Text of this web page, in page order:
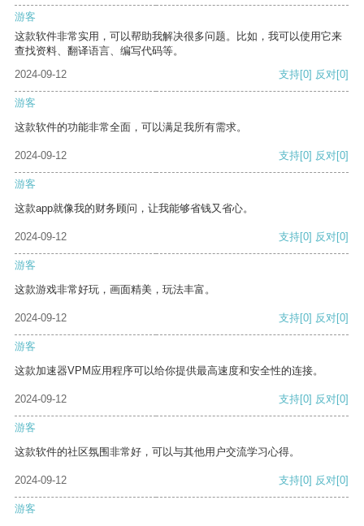
游客
这款软件非常实用，可以帮助我解决很多问题。比如，我可以使用它来
查找资料、翻译语言、编写代码等。
2024-09-12
支持[0] 反对[0]
游客
这款软件的功能非常全面，可以满足我所有需求。
2024-09-12 支持[0] 反对[0]
游客
这款app就像我的财务顾问，让我能够省钱又省心。
2024-09-12 支持[0] 反对[0]
游客
这款游戏非常好玩，画面精美，玩法丰富。
2024-09-12 支持[0] 反对[0]
游客
这款加速器VPM应用程序可以给你提供最高速度和安全性的连接。
2024-09-12 支持[0] 反对[0]
游客
这款软件的社区氛围非常好，可以与其他用户交流学习心得。
2024-09-12 支持[0] 反对[0]
游客